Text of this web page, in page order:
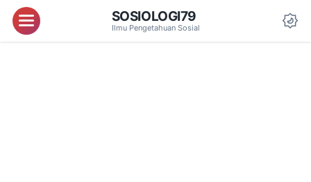
Menu SOSIOLOGI79
Ilmu Pengetahuan Sosial